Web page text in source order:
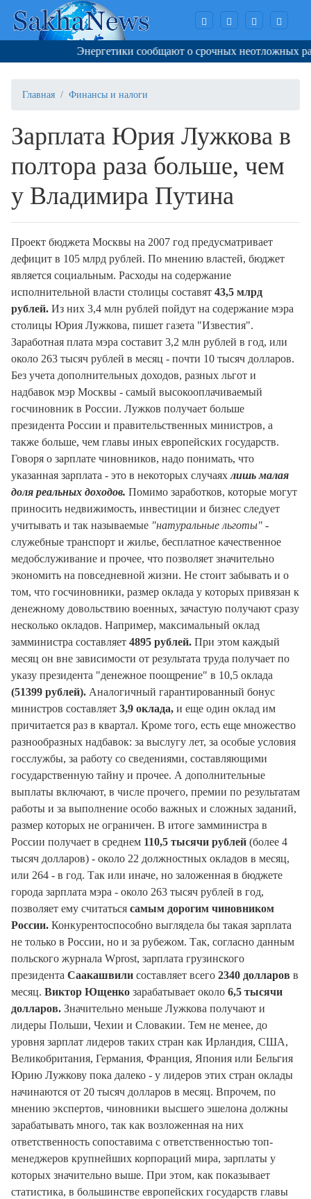
Энергетики сообщают о срочных неотложных
Главная Финансы и налоги
Зарплата Юрия Лужкова в
полтора раза больше, чем
у Владимира Путина
Проект бюджета Москвы на 2007 год предусматривает
дефицит в 105 млрд рублей. По мнению властей, бюджет
является социальным. Расходы на содержание
исполнительной власти столицы составят 43,5 млрд
рублей. Из них 3,4 млн рублей пойдут на содержание мэра
столицы Юрия Лужкова, пишет газета "Известия".
Заработная плата мэра составит 3,2 млн рублей в год, или
около 263 тысяч рублей в месяц - почти 10 тысяч долларов.
Без учета дополнительных доходов, разных льгот и
надбавок мэр Москвы - самый высокооплачиваемый
госчиновник в России. Лужков получает больше
президента России и правительственных министров, а
также больше, чем главы иных европейских государств.
Говоря о зарплате чиновников, надо понимать, что
указанная зарплата - это в некоторых случаяхлишь малая
доля реальных доходов. Помимо заработков, которые могут
приносить недвижимость, инвестиции и бизнес следует
учитывать и так называемые "натуральные льготы" -
служебные транспорт и жилье, бесплатное качественное
медобслуживание и прочее, что позволяет значительно
экономить на повседневной жизни. Не стоит забывать и о
том, что госчиновники, размер оклада у которых привязан к
денежному довольствию военных, зачастую получают сразу
несколько окладов. Например, максимальный оклад
замминистра составляет 4895 рублей. При этом каждый
месяц он вне зависимости от результата труда получает по
указу президента "денежное поощрение" в 10,5 оклада
(51399 рублей). Аналогичный гарантированный бонус
министров составляет 3,9 оклада, и еще один оклад им
причитается раз в квартал. Кроме того, есть еще множество
разнообразных надбавок: за выслугу лет, за особые условия
госслужбы, за работу со сведениями, составляющими
государственную тайну и прочее. А дополнительные
выплаты включают, в числе прочего, премии по результатам
работы и за выполнение особо важных и сложных заданий,
размер которых не ограничен. В итоге замминистра в
России получает в среднем 110,5 тысячи рублей (более 4
тысяч долларов) - около 22 должностных окладов в месяц,
или 264 - в год. Так или иначе, но заложенная в бюджете
города зарплата мэра - около 263 тысяч рублей в год,
позволяет ему считаться самым дорогим чиновником
России. Конкурентоспособно выглядела бы такая зарплата
не только в России, но и за рубежом. Так, согласно данным
польского журнала Wprost, зарплата грузинского
президента Саакашвили составляет всего 2340 долларов в
месяц. Виктор Ющенко зарабатывает около 6,5 тысячи
долларов. Значительно меньше Лужкова получают и
лидеры Польши, Чехии и Словакии. Тем не менее, до
уровня зарплат лидеров таких стран как Ирландия, США,
Великобритания, Германия, Франция, Япония или Бельгия
Юрию Лужкову пока далеко - у лидеров этих стран оклады
начинаются от 20 тысяч долларов в месяц. Впрочем, по
мнению экспертов, чиновники высшего эшелона должны
зарабатывать много, так как возложенная на них
ответственность сопоставима с ответственностью топ-
менеджеров крупнейших корпораций мира, зарплаты у
которых значительно выше. При этом, как показывает
статистика, в большинстве европейских государств главы